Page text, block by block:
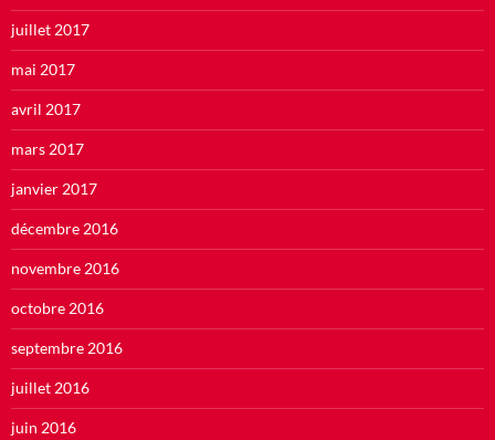
juillet 2017
mai 2017
avril 2017
mars 2017
janvier 2017
décembre 2016
novembre 2016
octobre 2016
septembre 2016
juillet 2016
juin 2016